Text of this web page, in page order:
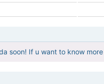
soon! If u want to know